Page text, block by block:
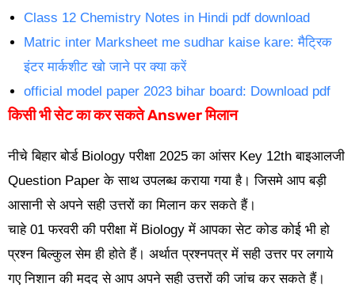
Class 12 Chemistry Notes in Hindi pdf download
Matric inter Marksheet me sudhar kaise kare: मैट्रिक
इंटर मार्कशीट खो जाने पर क्या करें
official model paper 2023 bihar board: Download pdf
किसी भी सेट का कर सकते Answer मिलान
नीचे बिहार बोर्ड Biology परीक्षा 2025 का आंसर Key 12th बाइआलजी
Question Paper के साथ उपलब्ध कराया गया है। जिसमे आप बड़ी
आसानी से अपने सही उत्तरों का मिलान कर सकते हैं।
चाहे 01 फरवरी की परीक्षा में Biology में आपका सेट कोड कोई भी हो
प्रश्न बिल्कुल सेम ही होते हैं। अर्थात प्रश्नपत्र में सही उत्तर पर लगाये
गए निशान की मदद से आप अपने सही उत्तरों की जांच कर सकते हैं।